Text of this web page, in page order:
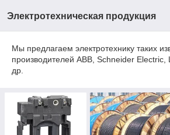
Электротехническая продукция
Мы предлагаем электротехнику таких
производителей АВВ, Schneider Electric,
др.